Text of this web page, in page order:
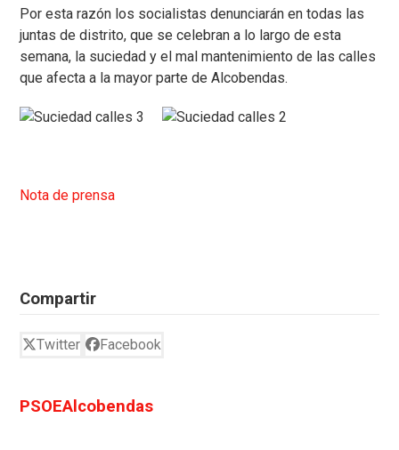
Por esta razón los socialistas denunciarán en todas las
juntas de distrito, que se celebran a lo largo de esta
semana, la suciedad y el mal mantenimiento de las calles
que afecta a la mayor parte de Alcobendas.
Nota de prensa
Compartir
Twitter Facebook
PSOEAlcobendas